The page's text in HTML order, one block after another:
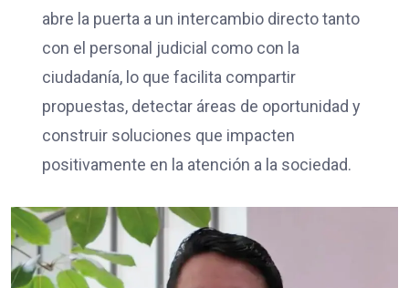
abre la puerta a un intercambio directo tanto
con el personal judicial como con la
ciudadanía, lo que facilita compartir
propuestas, detectar áreas de oportunidad y
construir soluciones que impacten
positivamente en la atención a la sociedad.